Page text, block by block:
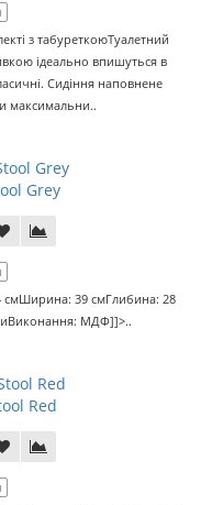
з табуреткоюТуалетний
ідеально впишуться в
Сидіння наповнене
максимальни..
Grey
смШирина: 39 смГлибина: 28
МДФ]]>..
Red